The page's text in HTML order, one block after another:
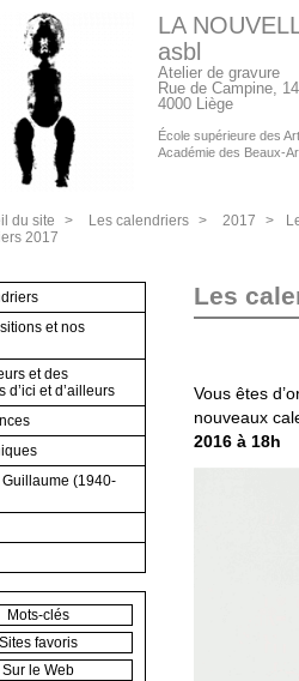
LA
asbl
Atelier de gravure
Rue de Campine, 14
4000 Liège
École supérieure des
Académie des Beaux-
du site > Les calendriers > 2017 >
2017
Les
Vous êtes
nouveaux
2016 à 18h
et nos
et des
d’ici et d’ailleurs
Guillaume (1940-
Mots-clés
Sites favoris
Sur le Web